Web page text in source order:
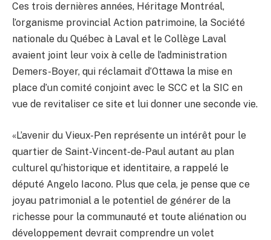
Ces trois dernières années, Héritage Montréal,
l’organisme provincial Action patrimoine, la Société
nationale du Québec à Laval et le Collège Laval
avaient joint leur voix à celle de l’administration
Demers-Boyer, qui réclamait d’Ottawa la mise en
place d’un comité conjoint avec le SCC et la SIC en
vue de revitaliser ce site et lui donner une seconde vie.
«L’avenir du Vieux-Pen représente un intérêt pour le
quartier de Saint-Vincent-de-Paul autant au plan
culturel qu’historique et identitaire, a rappelé le
député Angelo Iacono. Plus que cela, je pense que ce
joyau patrimonial a le potentiel de générer de la
richesse pour la communauté et toute aliénation ou
développement devrait comprendre un volet